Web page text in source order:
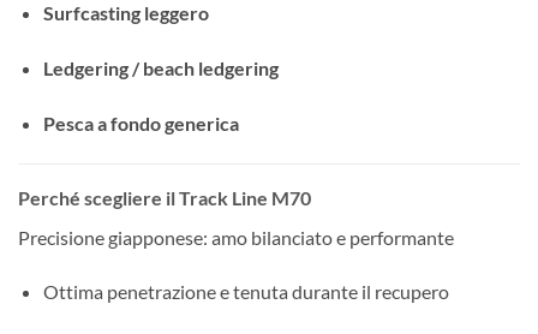
Surfcasting leggero
Ledgering / beach ledgering
Pesca a fondo generica
Perché scegliere il Track Line M70
Precisione giapponese: amo bilanciato e performante
Ottima penetrazione e tenuta durante il recupero